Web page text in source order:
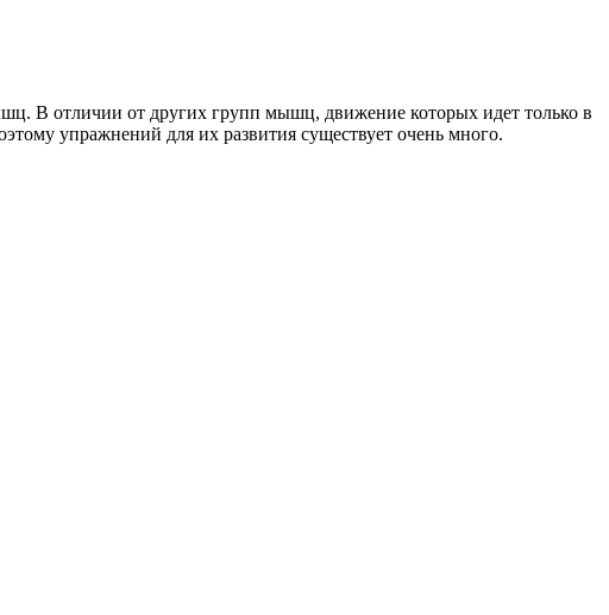
В отличии от других групп мышц, движение которых идет только в
упражнений для их развития существует очень много.